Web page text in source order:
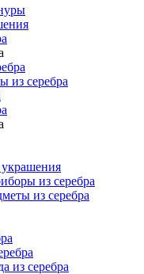
из серебра
из серебра
из серебра
из серебра